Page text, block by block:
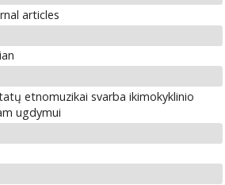
articles
etnomuzikai svarba ikimokyklinio
ugdymui